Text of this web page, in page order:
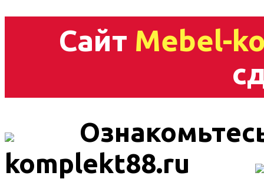
Сайт Mebel-
komplekt88.ru